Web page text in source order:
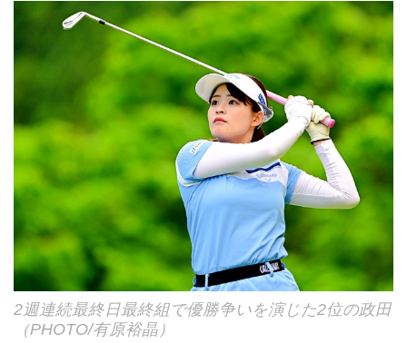
2週連続最終日最終組で優勝争いを演じた2位の政田
（PHOTO/有原裕晶）